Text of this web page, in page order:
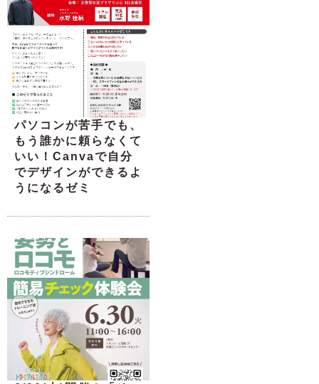
パソコンが苦手でも、
もう誰かに頼らなくて
いい！Canvaで自分
でデザインができるよ
うになるゼミ